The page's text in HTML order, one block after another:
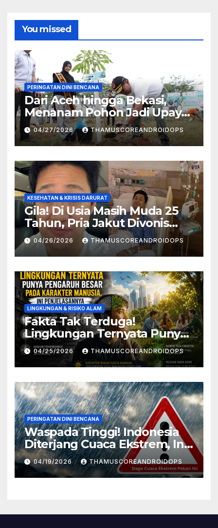
You missed
PERINGATAN DINI BENCANA
Dari Aceh hingga Bekasi,
Menanam Pohon Jadi Upaya
Redam Bencana Alam
04/27/2026 THAMUSCOREANDROIDOPS
KESEHATAN & KRISIS DARURAT
Gila! Di Usia Masih Muda 25
Tahun, Pria Jakut Divonis
Kanker Limfoma, Ini Dugaan
Penyebabnya
04/26/2026 THAMUSCOREANDROIDOPS
LINGKUNGAN & RISIKO ALAM
Fakta Tak Terduga!
Lingkungan Ternyata Punya
Pengaruh Besar Pada
Karakter Manusia, Ini
Penjelasannya
04/25/2026 THAMUSCOREANDROIDOPS
PERINGATAN DINI BENCANA
Waspada Tinggi! Indonesia
Diterjang Cuaca Ekstrem, Ini
Daftar Daerah Rawan
04/19/2026 THAMUSCOREANDROIDOPS